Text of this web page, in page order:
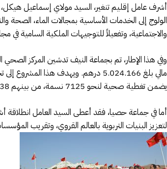
الولوج إلى الخدمات الأساسية بمجالات الماء، الصحة
والاجتماعية، وتفعيلاً للتوجيهات الملكية السامية في
وفي هذا الإطار، تم بجماعة النيف تدشين المركز
مالي بلغ 5.024.166 درهم. ويهدف
يضمن تغطية صحية لنحو 7125 نسمة، من بينهم 138 طفلًا دون 12 شهرًا، و135 طفلًا دون سن الخامسة.
لتعزيز البنيات التربوية بالعالم القروي، وتقريب